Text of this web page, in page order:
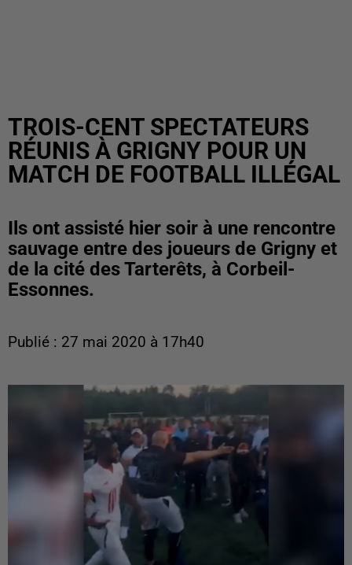
TROIS-CENT SPECTATEURS
RÉUNIS À GRIGNY POUR UN
MATCH DE FOOTBALL ILLÉGAL
Ils ont assisté hier soir à une rencontre
sauvage entre des joueurs de Grigny et
de la cité des Tarterêts, à Corbeil-
Essonnes.
Publié : 27 mai 2020 à 17h40